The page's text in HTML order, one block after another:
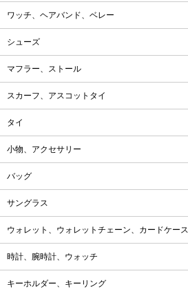
ワッチ、ヘアバンド、ベレー
シューズ
マフラー、ストール
スカーフ、アスコットタイ
タイ
小物、アクセサリー
バッグ
サングラス
ウォレット、ウォレットチェーン、カードケース
時計、腕時計、ウォッチ
キーホルダー、キーリング